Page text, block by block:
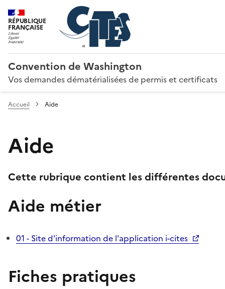
RÉPUBLIQUE
FRANÇAISE
Convention de Washington
Vos demandes dématérialisées de permis et certificats
Accueil Aide
Aide
Cette rubrique contient les différentes
Aide métier
01 - Site d'information de l'application i-cites
Fiches pratiques